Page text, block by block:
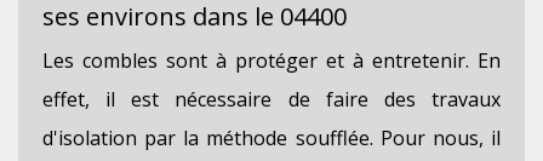
ses environs dans le 04400
Les combles sont à protéger et à entretenir. En
effet, il est nécessaire de faire des travaux
d'isolation par la méthode soufflée. Pour nous, il